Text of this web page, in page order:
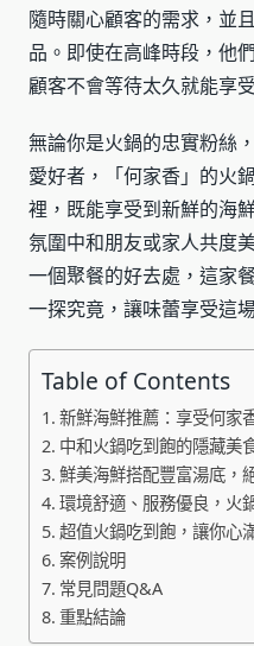
隨時關心顧客的需求，並
品。即使在高峰時段，他
顧客不會等待太久就能享
無論你是火鍋的忠實粉絲
愛好者，「何家香」的火
裡，既能享受到新鮮的海
氛圍中和朋友或家人共度
一個聚餐的好去處，這家
一探究竟，讓味蕾享受這
Table of Contents
新鮮海鮮推薦：享受何家
中和火鍋吃到飽的隱藏美
鮮美海鮮搭配豐富湯底，
環境舒適、服務優良，火
超值火鍋吃到飽，讓你心
案例說明
常見問題Q&A
重點結論